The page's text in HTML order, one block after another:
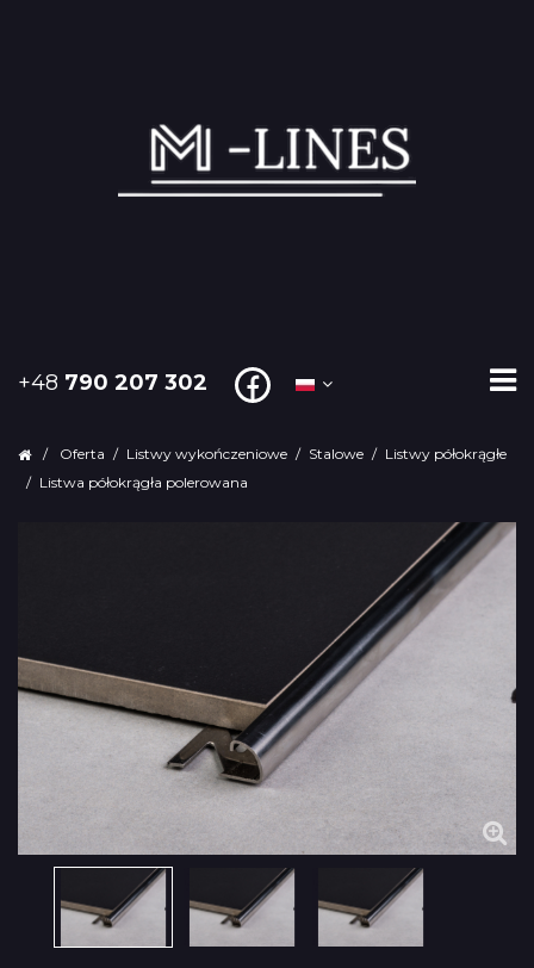
+48 790 207 302
/ Oferta / Listwy wykończeniowe / Stalowe / Listwy półokrągłe
/ Listwa półokrągła polerowana